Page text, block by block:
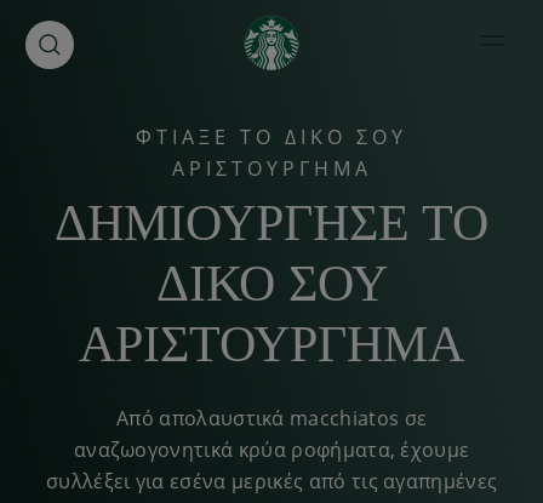
ΦΤΙΑΞΕ ΤΟ ΔΙΚΟ ΣΟΥ
ΑΡΙΣΤΟΥΡΓΗΜΑ
ΔΗΜΙΟΥΡΓΗΣΕ ΤΟ
ΔΙΚΟ ΣΟΥ
ΑΡΙΣΤΟΥΡΓΗΜΑ
Από απολαυστικά macchiatos σε
αναζωογονητικά κρύα ροφήματα, έχουμε
συλλέξει για εσένα μερικές από τις αγαπημένες